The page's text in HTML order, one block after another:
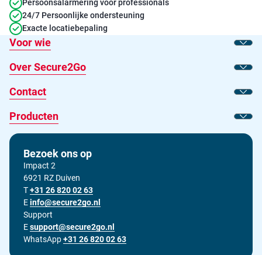
Persoonsalarmering voor professionals
24/7 Persoonlijke ondersteuning
Exacte locatiebepaling
Voor wie
Toon
Over Secure2Go
Toon
Contact
Toon
Producten
Toon
Bezoek ons op
Impact 2
6921 RZ Duiven
TBel ons op
+31 26 820 02 63
EStuur ons een e-mail op
info@secure2go.nl
Support
EStuur onze support afdeling een e-mail op
support@secure2go.nl
WhatsApp+31 26 820 02 63